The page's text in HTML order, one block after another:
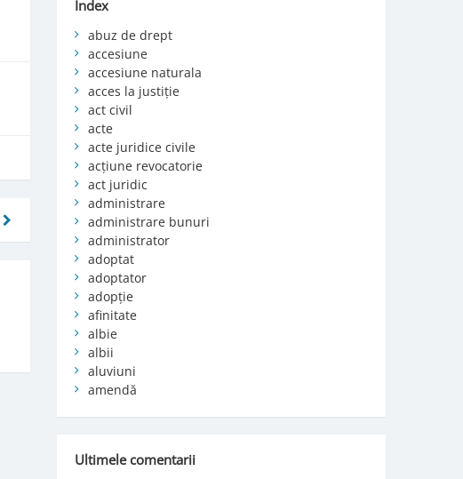
Index
abuz de drept
accesiune
accesiune naturala
acces la justiție
act civil
acte
acte juridice civile
acțiune revocatorie
act juridic
administrare
administrare bunuri
administrator
adoptat
adoptator
adopție
afinitate
albie
albii
aluviuni
amendă
Ultimele comentarii